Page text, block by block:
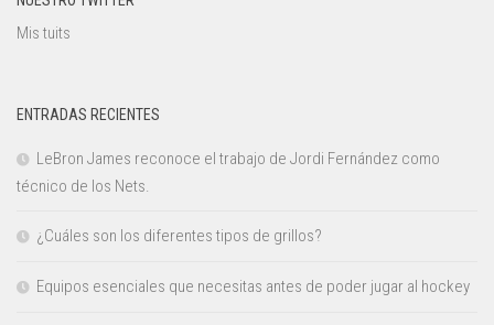
Mis tuits
ENTRADAS RECIENTES
LeBron James reconoce el trabajo de Jordi Fernández como
técnico de los Nets.
¿Cuáles son los diferentes tipos de grillos?
Equipos esenciales que necesitas antes de poder jugar al hockey